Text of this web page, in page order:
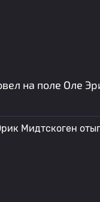
на поле Оле
Мидтскоген